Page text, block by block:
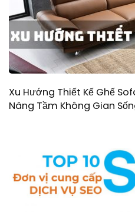
Xu Hướng Thiết Kế Ghế
Nâng Tầm Không Gian